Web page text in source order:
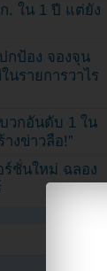
. ใน 1 ปี แต่ยัง
กป้อง จองจุน
นรายการวาไร
วกอันดับ 1 ใน
งข่าวลือ!”
ร์ชั่นใหม่ ฉลอง